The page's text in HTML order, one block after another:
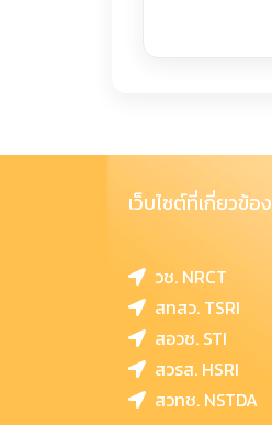
เว็บไซต์ที่เกี่ยวข้อง
วช. NRCT
สทสว. TSRI
สอวช. STI
สวรส. HSRI
สวทช. NSTDA